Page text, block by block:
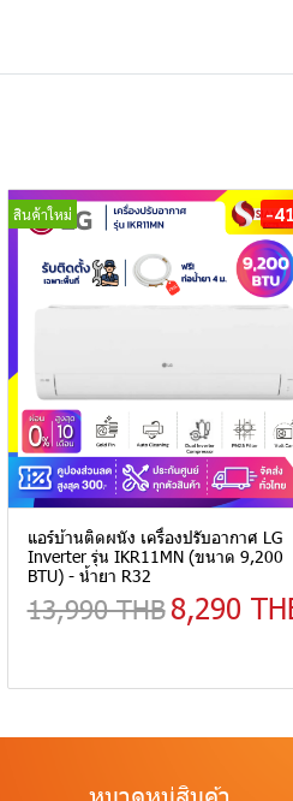
สินค้าใหม่ -
แอร์บ้านติดผนัง เครื่องปรับอากาศ LG
Inverter รุ่น IKR11MN (ขนาด 9,200
BTU) - น้ำยา R32
13,990 THB 8,290
หมวดหมู่สินค้า